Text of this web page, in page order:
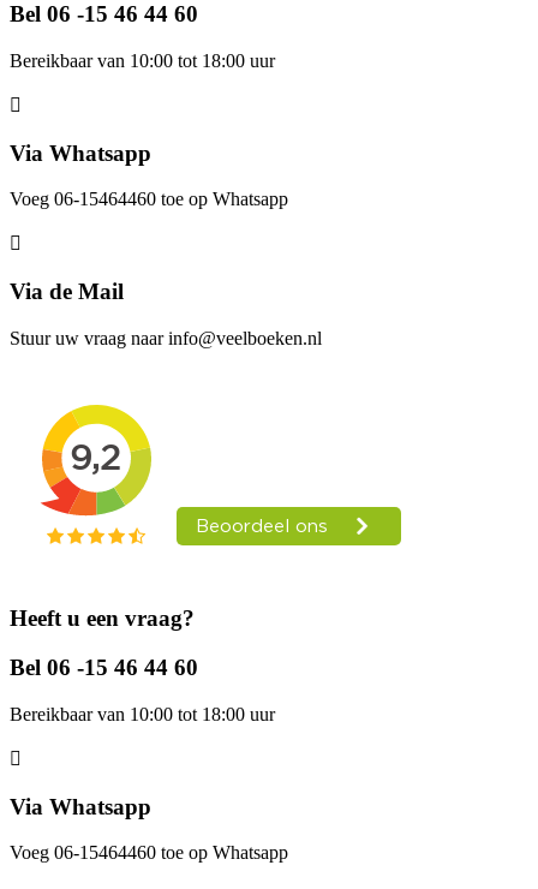
Bel 06 -15 46 44 60
Bereikbaar van 10:00 tot 18:00 uur
Via Whatsapp
Voeg 06-15464460 toe op Whatsapp
Via de Mail
Stuur uw vraag naar info@veelboeken.nl
Heeft u een vraag?
Bel 06 -15 46 44 60
Bereikbaar van 10:00 tot 18:00 uur
Via Whatsapp
Voeg 06-15464460 toe op Whatsapp